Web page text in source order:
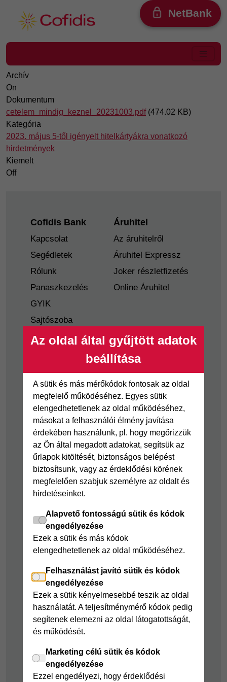
NetBank
Archív
On
Dokumentum
cetelem_mindig_keznel_20231003.pdf (474.02 KB)
Kategória
2023. május 5-től igényelt hitelkártyákra vonatkozó
hirdetmények
Kiemelt
Off
Az oldal által gyűjtött adatok
beállítása
A sütik és más mérőkódok fontosak az oldal
megfelelő működéséhez. Egyes sütik
elengedhetetlenek az oldal működéséhez,
másokat a felhasználói élmény javítása
érdekében használunk, pl. hogy megőrizzük
az Ön által megadott adatokat, segítsük az
űrlapok kitöltését, biztonságos belépést
biztosítsunk, vagy az érdeklődési körének
megfelelően szabjuk személyre az oldalt és
hirdetéseinket.
Alapvető fontosságú sütik és kódok
engedélyezése
Ezek a sütik és más kódok
elengedhetetlenek az oldal működéséhez.
Felhasználást javító sütik és kódok
engedélyezése
Ezek a sütik kényelmesebbé teszik az oldal
használatát. A teljesítménymérő kódok pedig
segítenek elemezni az oldal látogatottságát,
és működését.
Marketing célú sütik és kódok
engedélyezése
Ezzel engedélyezi, hogy érdeklődési
Footer
Cofidis Bank
Kapcsolat
Segédletek
Rólunk
Panaszkezelés
GYIK
Sajtószoba
Nyilvánosságra
Visszaélés-bejelentés
Tájékoztató
fogyatékkal élő
ügyfelek részére
Áruhitel
Az áruhitelről
Áruhitel Expressz
Joker részletfizetés
Online Áruhitel
Hitelkártya
Cofidis Hitelkártya
Joker részletfizetés
Áruhitel Expressz
Mindig Kéznél
kölcsön
Személyikölcsön
Cofidis személyi
kölcsön
Cofidis Bank
Mindig Kéznél
kölcsön
Takarékszámla
Pénzügyi Navigátor
Cofidis Bank a
Zöldebb Környezetért
Cofidis Bank a
Zöldebb Jövőért
Biztonságos
pénzügyek